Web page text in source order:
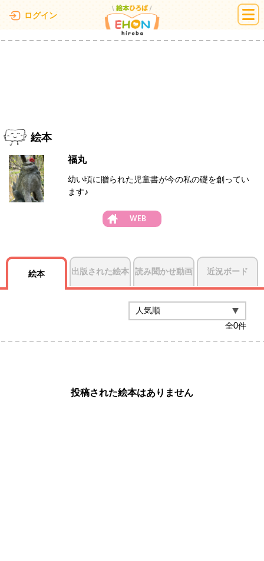
ログイン 絵本ひろば
絵本
福丸
幼い頃に贈られた児童書が今の私の礎を創ってい
ます♪
WEB
絵本 出版された絵本 読み聞かせ動画 近況ボード
全0件
投稿された絵本はありません